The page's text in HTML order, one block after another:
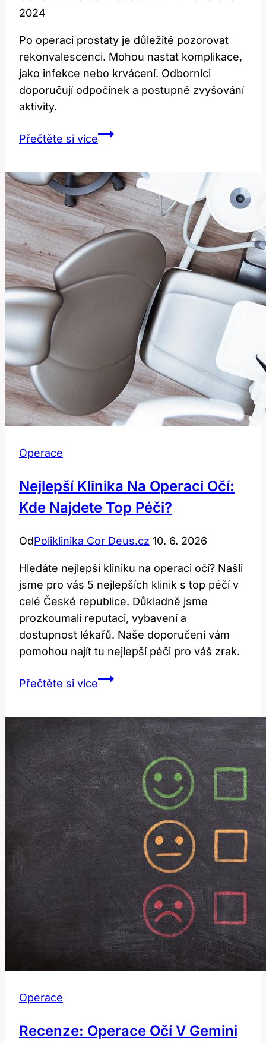
2024
Po operaci prostaty je důležité pozorovat
rekonvalescenci. Mohou nastat komplikace,
jako infekce nebo krvácení. Odborníci
doporučují odpočinek a postupné zvyšování
aktivity.
Přečtěte si víceRekonvalescence
prostaty:
Co
očekávat?
Operace
Nejlepší Klinika Na Operaci Očí:
Kde Najdete Top Péči?
OdPoliklinika Cor Deus.cz 10. 6. 2026
Hledáte nejlepší kliniku na operaci očí? Našli
jsme pro vás 5 nejlepších klinik s top péčí v
celé České republice. Důkladně jsme
prozkoumali reputaci, vybavení a
dostupnost lékařů. Naše doporučení vám
pomohou najít tu nejlepší péči pro váš zrak.
Přečtěte si víceNejlepší
operaci
očí:
Kde
najdete
top
péči?
Operace
Recenze: Operace Očí V Gemini